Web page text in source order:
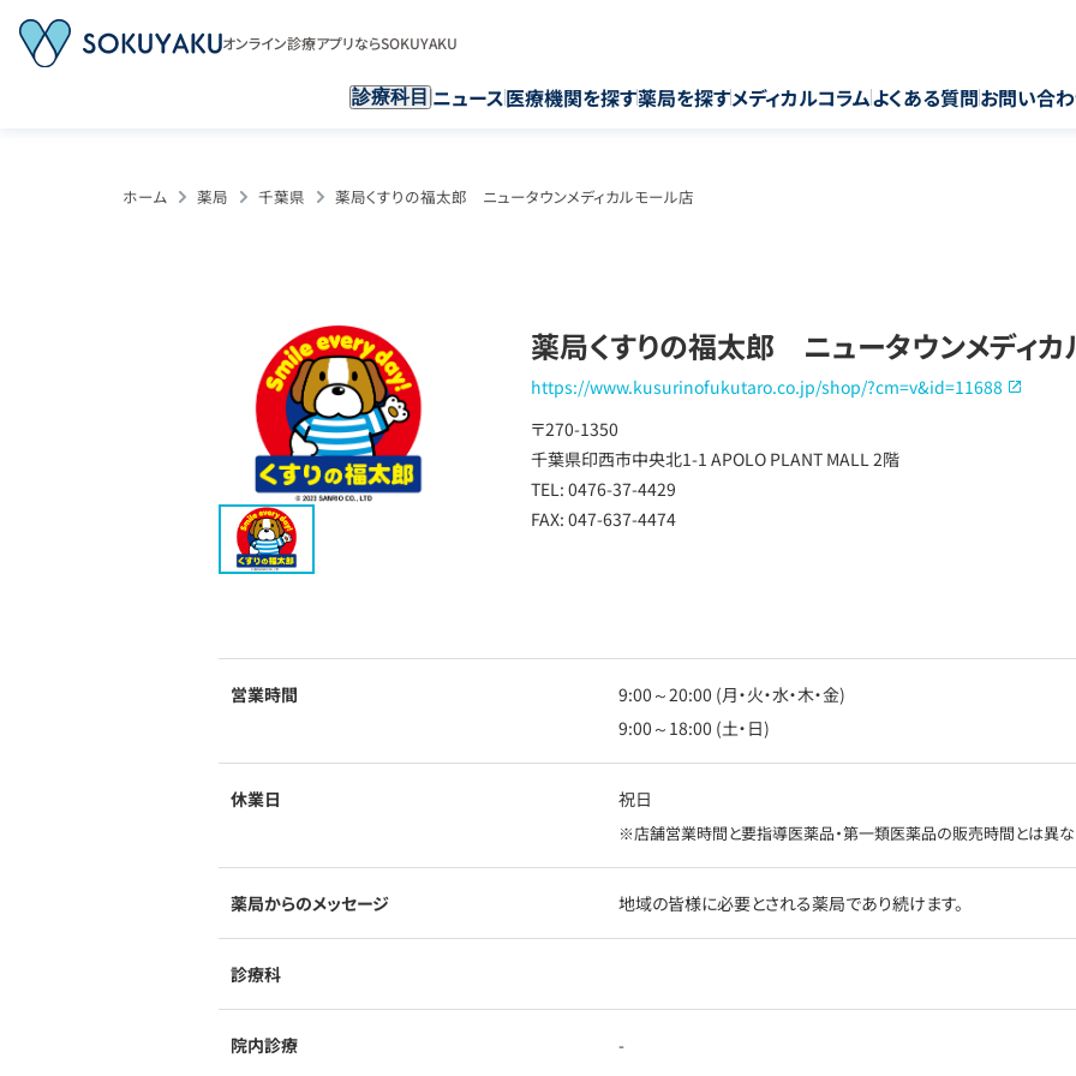
オンライン診療アプリならSOKUYAKU
診療科目 ニュース医療機関を探す薬局を探すメディカルコラムよくある質問お問い合
ホーム 薬局 千葉県 薬局くすりの福太郎 ニュータウンメディカルモール店
薬局くすりの福太郎 ニュータウンメディカ
https://www.kusurinofukutaro.co.jp/shop/?cm=v&id=11688
〒270-1350
千葉県印西市中央北1-1 APOLO PLANT MALL 2階
TEL: 0476-37-4429
FAX: 047-637-4474
営業時間
9:00～20:00 (月・火・水・木・金)
9:00～18:00 (土・日)
休業日 祝日
※店舗営業時間と要指導医薬品・第一類医薬品の販売時間とは異な
薬局からのメッセージ 地域の皆様に必要とされる薬局であり続けます。
診療科
院内診療 -